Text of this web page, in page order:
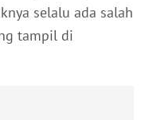
selalu ada salah
tampil di